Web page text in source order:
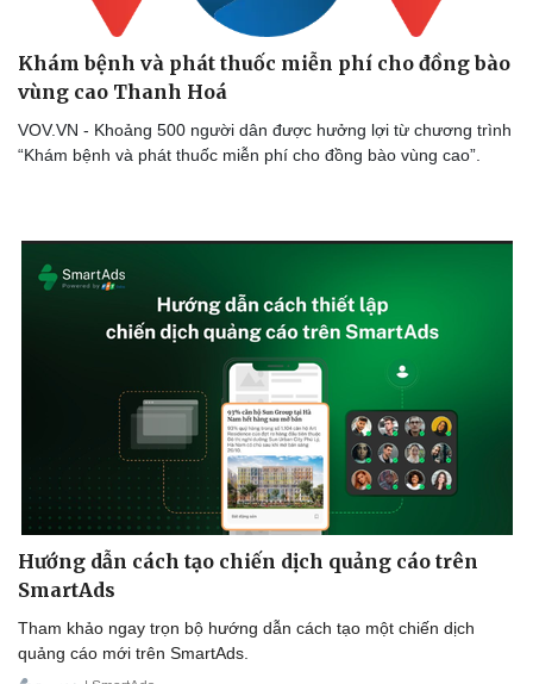
Khám bệnh và phát thuốc miễn phí cho đồng bào
vùng cao Thanh Hoá
VOV.VN - Khoảng 500 người dân được hưởng lợi từ chương trình
“Khám bệnh và phát thuốc miễn phí cho đồng bào vùng cao”.
Hướng dẫn cách tạo chiến dịch quảng cáo trên
SmartAds
Tham khảo ngay trọn bộ hướng dẫn cách tạo một chiến dịch
quảng cáo mới trên SmartAds.